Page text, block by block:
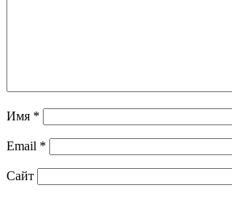
Имя *
Email *
Сайт